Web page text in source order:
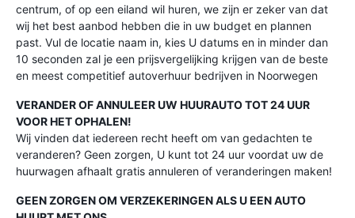
centrum, of op een eiland wil huren, we zijn er zeker van dat
wij het best aanbod hebben die in uw budget en plannen
past. Vul de locatie naam in, kies U datums en in minder dan
10 seconden zal je een prijsvergelijking krijgen van de beste
en meest competitief autoverhuur bedrijven in Noorwegen
VERANDER OF ANNULEER UW HUURAUTO TOT 24 UUR
VOOR HET OPHALEN!
Wij vinden dat iedereen recht heeft om van gedachten te
veranderen? Geen zorgen, U kunt tot 24 uur voordat uw de
huurwagen afhaalt gratis annuleren of veranderingen maken!
GEEN ZORGEN OM VERZEKERINGEN ALS U EEN AUTO